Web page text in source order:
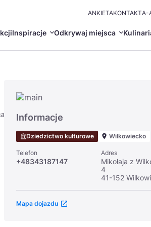
ANKIETAKONTAKTA-
Inspiracje
Certyfikaty POT
Odkrywaj miejsca
Turystyczne
Restauracje Michelin
Svenska
Informacje
Dziedzictwo kulturowe Wilkowiecko
Telefon
+48343187147
Adres
Mikołaja z
4
41-152
Mapa dojazdu